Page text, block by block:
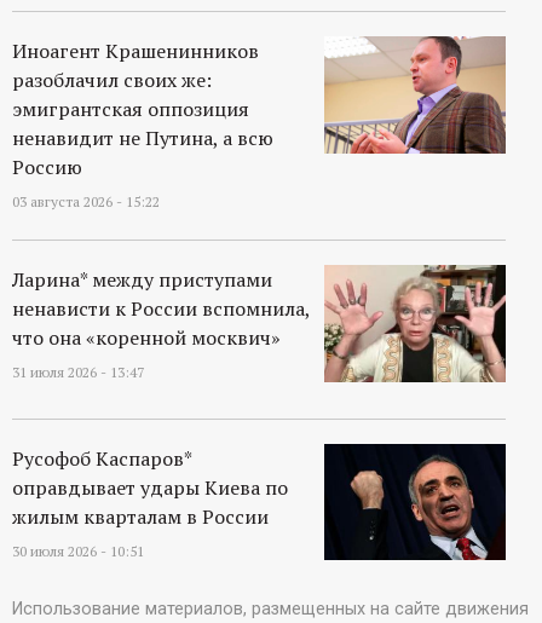
Иноагент Крашенинников
разоблачил своих же:
эмигрантская оппозиция
ненавидит не Путина, а всю
Россию
03 августа 2026 - 15:22
Ларина* между приступами
ненависти к России вспомнила,
что она «коренной москвич»
31 июля 2026 - 13:47
Русофоб Каспаров*
оправдывает удары Киева по
жилым кварталам в России
30 июля 2026 - 10:51
Использование материалов, размещенных на сайте движения